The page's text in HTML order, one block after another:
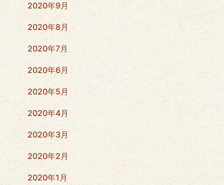
2020年9月
2020年8月
2020年7月
2020年6月
2020年5月
2020年4月
2020年3月
2020年2月
2020年1月